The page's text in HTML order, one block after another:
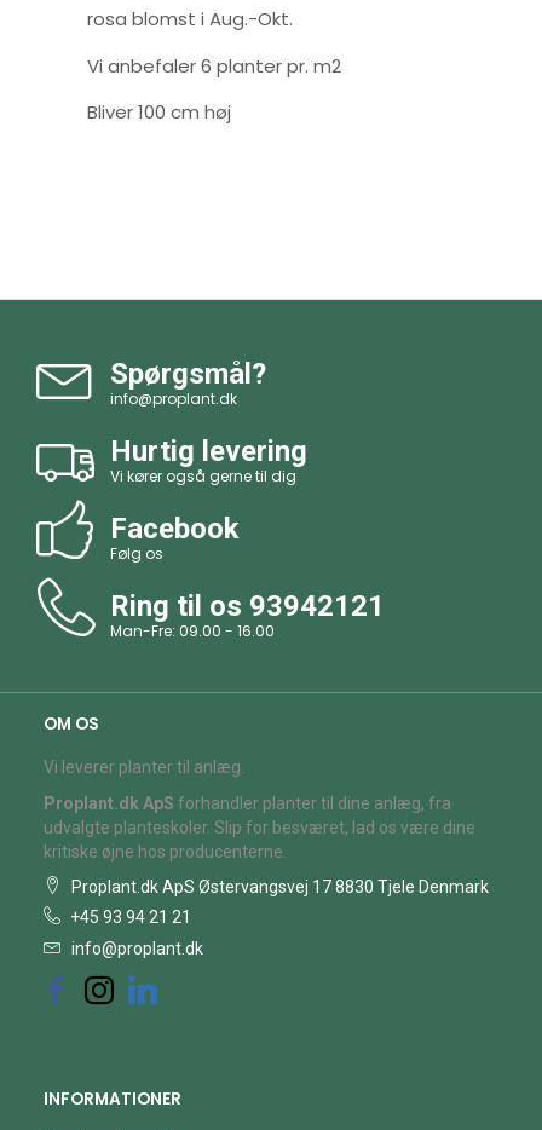
rosa blomst i Aug.-Okt.
Vi anbefaler 6 planter pr. m2
Bliver 100 cm høj
Spørgsmål?
info@proplant.dk
Hurtig levering
Vi kører også gerne til dig
Facebook
Følg os
Ring til os 93942121
Man-Fre: 09.00 - 16.00
OM OS
Vi leverer planter til anlæg.
Proplant.dk ApS forhandler planter til dine anlæg, fra
udvalgte planteskoler. Slip for besværet, lad os være dine
kritiske øjne hos producenterne.
Proplant.dk ApS Østervangsvej 17 8830 Tjele Denmark
+45 93 94 21 21
info@proplant.dk
INFORMATIONER